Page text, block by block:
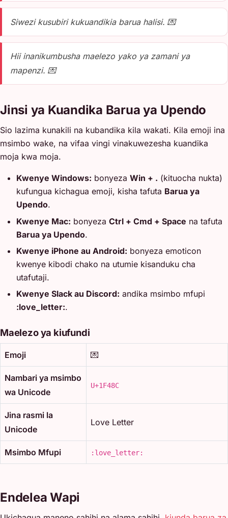
Siwezi kusubiri kukuandikia barua halisi. 💌
Hii inanikumbusha maelezo yako ya zamani ya
mapenzi. 💌
Jinsi ya Kuandika Barua ya Upendo
Sio lazima kunakili na kubandika kila wakati. Kila emoji ina
msimbo wake, na vifaa vingi vinakuwezesha kuandika
moja kwa moja.
Kwenye Windows: bonyeza Win + . (kituocha nukta)
kufungua kichagua emoji, kisha tafuta Barua ya
Upendo.
Kwenye Mac: bonyeza Ctrl + Cmd + Space na tafuta
Barua ya Upendo.
Kwenye iPhone au Android: bonyeza emoticon
kwenye kibodi chako na utumie kisanduku cha
utafutaji.
Kwenye Slack au Discord: andika msimbo mfupi
:love_letter:.
Maelezo ya kiufundi
Emoji 💌
Nambari ya msimbo
wa Unicode
U+1F48C
Jina rasmi la
Unicode
Love Letter
Msimbo Mfupi :love_letter:
Endelea Wapi